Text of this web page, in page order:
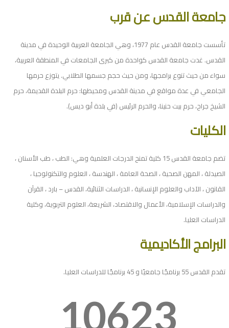
جامعة القدس عن قرب
تأسست جامعة القدس عام 1977، وهي الجامعة العربية الوحيدة في مدينة
القدس. غدت جامعة القدس كواحدة من كبرى الجامعات في المنطقة العربية،
سواء من حيث تنوع برامجها، ومن حيث حجم جسمها الطلابي. يتوزع حرمها
الجامعي في عدة مواقع في مدينة القدس ومحيطها: حرم البلدة القديمة، حرم
الشيخ جراح، حرم بيت حنينا، والحرم الرئيس (في بلدة أبو ديس).
الكليات
تضم جامعة القدس 15 كلية تمنح الدرجات العلمية وهي: الطب ، طب الأسنان ،
الصيدلة ، المهن الصحية ، الصحة العامة ، الهندسة ، العلوم والتكنولوجيا ،
القانون ، الآداب والعلوم الإنسانية ، الدراسات الثنائية، القدس – بارد ، القرآن
والدراسات الإسلامية، الأعمال والاقتصاد، الشريعة، العلوم التربوية، وكلية
الدراسات العليا.
البرامج الأكاديمية
تقدم القدس 55 برنامجًا جامعيًا و 45 برنامجًا للدراسات العليا.
10623